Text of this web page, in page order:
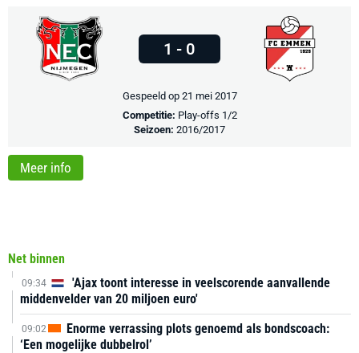
Net binnen
09:34
'Ajax toont interesse in veelscorende aanvallende
middenvelder van 20 miljoen euro'
09:02
Enorme verrassing plots genoemd als bondscoach:
‘Een mogelijke dubbelrol’
1 - 0
Gespeeld op 21 mei 2017
Competitie: Play-offs 1/2
Seizoen: 2016/2017
Meer info